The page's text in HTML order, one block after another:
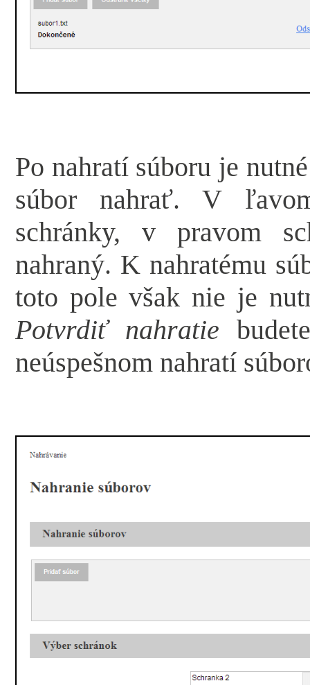
Po nahratí súboru je
súbor nahrať. V
schránky, v pravom
nahraný. K nahratému
toto pole však nie je
Potvrdiť nahratie
neúspešnom nahratí